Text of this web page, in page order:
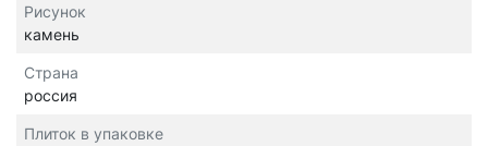
Рисунок
камень
Страна
россия
Плиток в упаковке